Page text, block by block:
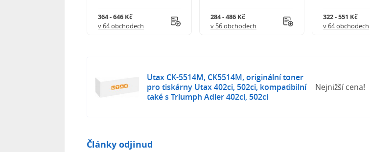
364 - 646 Kč
v 64 obchodech
284 - 486 Kč
v 56 obchodech
322 - 551 Kč
v 64 obchodech
Utax CK-5514M, CK5514M, originální toner
pro tiskárny Utax 402ci, 502ci, kompatibilní
také s Triumph Adler 402ci, 502ci
Nejnižší cena!
Články odjinud